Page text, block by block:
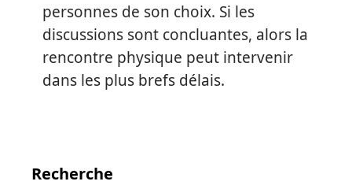
personnes de son choix. Si les
discussions sont concluantes, alors la
rencontre physique peut intervenir
dans les plus brefs délais.
Recherche